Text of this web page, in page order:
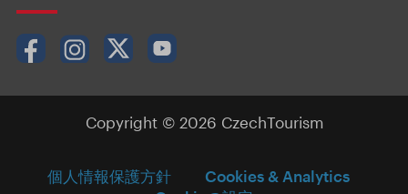
Copyright © 2026 CzechTourism
個人情報保護方針
Cookies & Analytics